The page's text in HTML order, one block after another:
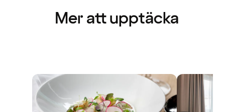
Mer att upptäcka